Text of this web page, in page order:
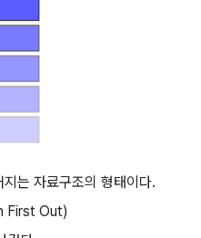
는 자료구조의 형태이다.
First Out)